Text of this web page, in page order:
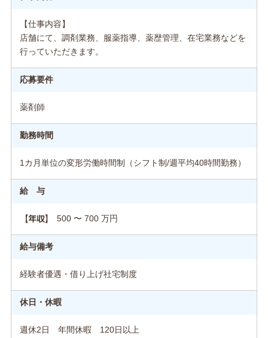
【仕事内容】
店舗にて、調剤業務、服薬指導、薬歴管理、在宅業務などを
行っていただきます。
応募要件
薬剤師
勤務時間
1カ月単位の変形労働時間制（シフト制/週平均40時間勤務）
給 与
【年収】 500 〜 700 万円
給与備考
経験者優遇・借り上げ社宅制度
休日・休暇
週休2日 年間休暇 120日以上